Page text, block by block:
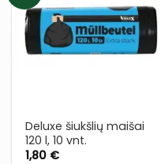
PRIDĖTI
Į NORŲ
SĄRAŠĄ
Deluxe šiukšlių maišai
120 l, 10 vnt.
1,80 €